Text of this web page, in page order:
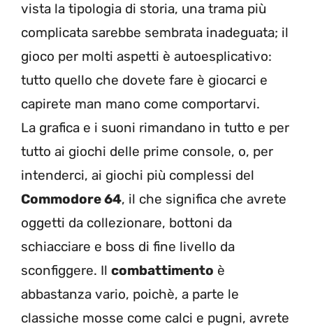
vista la tipologia di storia, una trama più
complicata sarebbe sembrata inadeguata; il
gioco per molti aspetti è autoesplicativo:
tutto quello che dovete fare è giocarci e
capirete man mano come comportarvi.
La grafica e i suoni rimandano in tutto e per
tutto ai giochi delle prime console, o, per
intenderci, ai giochi più complessi del
Commodore 64, il che significa che avrete
oggetti da collezionare, bottoni da
schiacciare e boss di fine livello da
sconfiggere. Il combattimento è
abbastanza vario, poichè, a parte le
classiche mosse come calci e pugni, avrete